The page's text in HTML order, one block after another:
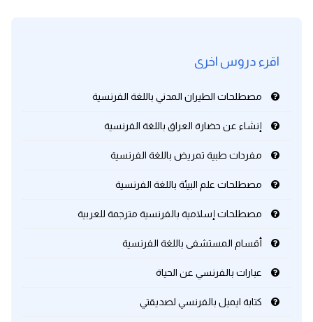
كلمات بحرف r
كلمات بحرف s
كلمات بحرف v
كلمات بحرف w
اقرء دروس اخرى
مصطلحات الطيران المدني باللغة الفرنسية
إنشاء عن حضارة العراق باللغة الفرنسية
مفردات طبية تمريض باللغة الفرنسية
مصطلحات علم البيئة باللغة الفرنسية
مصطلحات إسلامية بالفرنسية مترجمة للعربية
أقسام المستشفى باللغة الفرنسية
عبارات بالفرنسي عن الحياة
كتابة ايميل بالفرنسي لصديقتي